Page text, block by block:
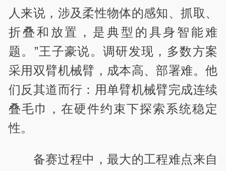
人来说，涉及柔性物体的感知、抓取、
折叠和放置，是典型的具身智能难
题。”王子豪说。调研发现，多数方案
采用双臂机械臂，成本高、部署难。他
们反其道而行：用单臂机械臂完成连续
叠毛巾，在硬件约束下探索系统稳定
性。
备赛过程中，最大的工程难点来自